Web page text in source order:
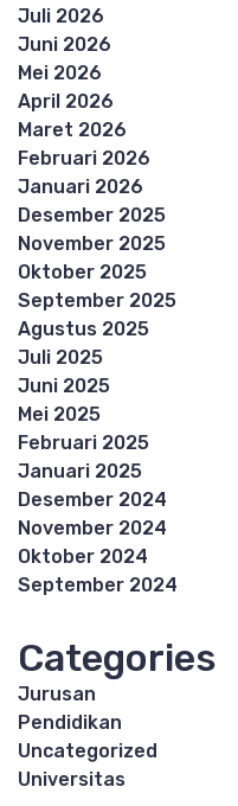
Juli 2026
Juni 2026
Mei 2026
April 2026
Maret 2026
Februari 2026
Januari 2026
Desember 2025
November 2025
Oktober 2025
September 2025
Agustus 2025
Juli 2025
Juni 2025
Mei 2025
Februari 2025
Januari 2025
Desember 2024
November 2024
Oktober 2024
September 2024
Categories
Jurusan
Pendidikan
Uncategorized
Universitas